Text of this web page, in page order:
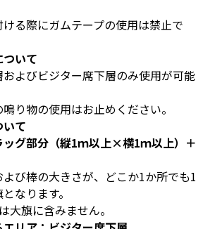
る際にガムテープの使用は禁止で
いて
よびビジター席下層のみ使用が可能
り物の使用はお止めください。
て
グ部分（縦1ｍ以上×横1ｍ以上）＋
び棒の大きさが、どこか1か所でも1
なります。
大旗に含みません。